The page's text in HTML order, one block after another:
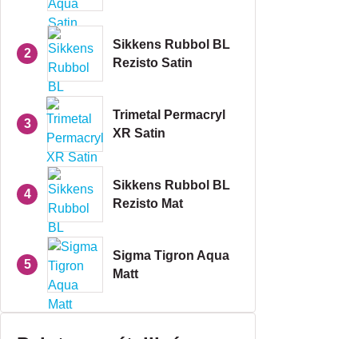
2
Sikkens Rubbol BL
Rezisto Satin
3
Trimetal Permacryl
XR Satin
4
Sikkens Rubbol BL
Rezisto Mat
5
Sigma Tigron Aqua
Matt